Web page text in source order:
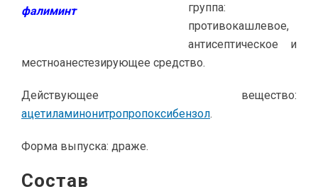
группа:
противокашлевое,
антисептическое и
местноанестезирующее средство.
Действующее вещество:
ацетиламинонитропропоксибензол.
Форма выпуска: драже.
Состав